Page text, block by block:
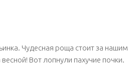
Чудесная роща стоит за нашим
Вот лопнули пахучие почки.